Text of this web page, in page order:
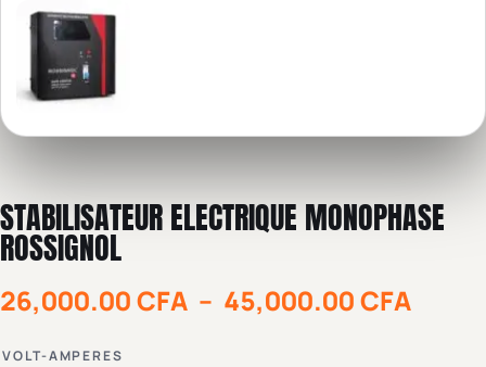
STABILISATEUR ELECTRIQUE MONOPHASE
ROSSIGNOL
26,000.00CFA – 45,000.00CFA
VOLT-AMPERES